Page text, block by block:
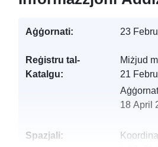
Aġġornati: 23
Reġistru tal-
Katalgu:
Miżjud
21
18 April
Spazjali: